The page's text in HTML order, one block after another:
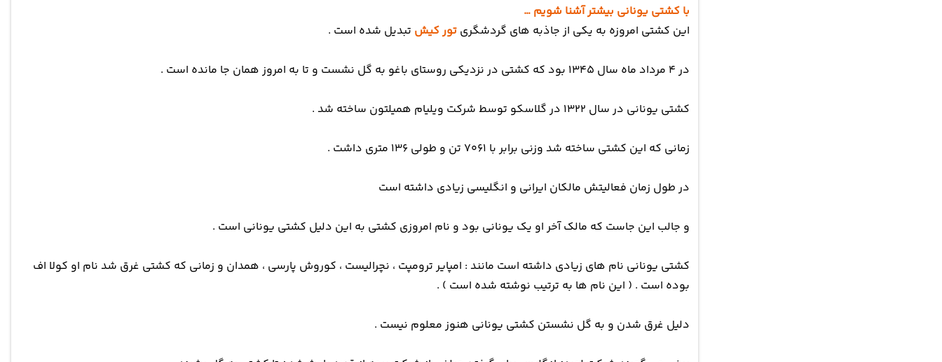
با کشتی یونانی بیشتر آشنا شویم …
این کشتی امروزه به یکی از جاذبه های گردشگری تور کیش تبدیل شده است .
در ۴ مرداد ماه سال ۱۳۴۵ بود که کشتی در نزدیکی روستای باغو به گل نشست و تا به امروز همان جا مانده است .
کشتی یونانی در سال ۱۳۲۲ در گلاسکو توسط شرکت ویلیام همیلتون ساخته شد .
زمانی که این کشتی ساخته شد وزنی برابر با ۷۰۶۱ تن و طولی ۱۳۶ متری داشت .
در طول زمان فعالیتش مالکان ایرانی و انگلیسی زیادی داشته است
و جالب این جاست که مالک آخر او یک یونانی بود و نام امروزی کشتی به این دلیل کشتی یونانی است .
کشتی یونانی نام های زیادی داشته است مانند : امپایر ترومپت ، نچرالیست ، کوروش پارسی ، همدان و زمانی که کشتی غرق شد نام او کولا اف
بوده است . ( این نام ها به ترتیب نوشته شده است ) .
دلیل غرق شدن و به گل نشستن کشتی یونانی هنوز معلوم نیست .